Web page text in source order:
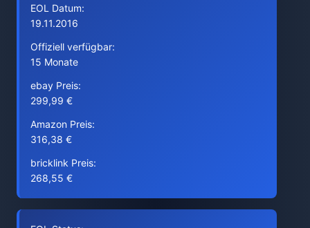
EOL Datum:
19.11.2016
Offiziell verfügbar:
15 Monate
ebay Preis:
299,99 €
Amazon Preis:
316,38 €
bricklink Preis:
268,55 €